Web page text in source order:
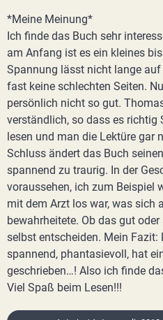
*Meine Meinung*
Ich finde das Buch sehr
am Anfang ist es ein kleines
Spannung lässt nicht lange auf
fast keine schlechten Seiten.
persönlich nicht so gut.
verständlich, so dass es richtig
lesen und man die Lektüre gar
Schluss ändert das Buch
spannend zu traurig. In der
voraussehen, ich zum Beispiel
mit dem Arzt los war, was sich
bewahrheitete. Ob das gut
selbst entscheiden. Mein Fazit:
spannend, phantasievoll, hat
geschrieben…! Also ich finde
Viel Spaß beim Lesen!!!